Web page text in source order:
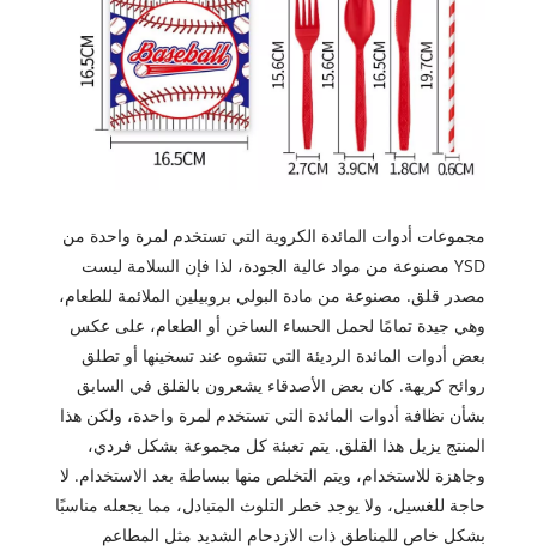
مجموعات أدوات المائدة الكروية التي تستخدم لمرة واحدة من
YSD مصنوعة من مواد عالية الجودة، لذا فإن السلامة ليست
مصدر قلق. مصنوعة من مادة البولي بروبيلين الملائمة للطعام،
وهي جيدة تمامًا لحمل الحساء الساخن أو الطعام، على عكس
بعض أدوات المائدة الرديئة التي تتشوه عند تسخينها أو تطلق
روائح كريهة. كان بعض الأصدقاء يشعرون بالقلق في السابق
بشأن نظافة أدوات المائدة التي تستخدم لمرة واحدة، ولكن هذا
المنتج يزيل هذا القلق. يتم تعبئة كل مجموعة بشكل فردي،
وجاهزة للاستخدام، ويتم التخلص منها ببساطة بعد الاستخدام. لا
حاجة للغسيل، ولا يوجد خطر التلوث المتبادل، مما يجعله مناسبًا
بشكل خاص للمناطق ذات الازدحام الشديد مثل المطاعم